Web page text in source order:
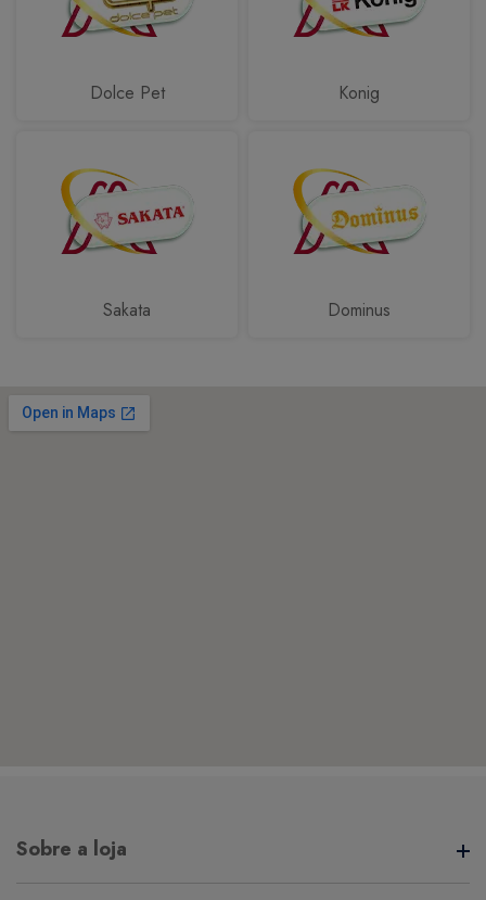
Dolce Pet Konig
Sakata Dominus
Sobre a loja